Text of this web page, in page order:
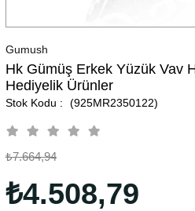
Gumush
Hk Gümüş Erkek Yüzük Vav
Hediyelik Ürünler
(925MR2350122)
₺7.664,94
₺4.508,79